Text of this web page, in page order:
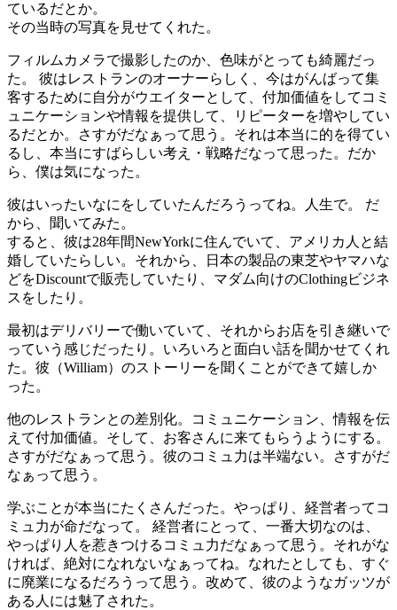
ているだとか。
その当時の写真を見せてくれた。
フィルムカメラで撮影したのか、色味がとっても綺麗だっ
た。 彼はレストランのオーナーらしく、今はがんばって集
客するために自分がウエイターとして、付加価値をしてコミ
ュニケーションや情報を提供して、リピーターを増やしてい
るだとか。さすがだなぁって思う。それは本当に的を得てい
るし、本当にすばらしい考え・戦略だなって思った。だか
ら、僕は気になった。
彼はいったいなにをしていたんだろうってね。人生で。 だ
から、聞いてみた。
すると、彼は28年間NewYorkに住んでいて、アメリカ人と結
婚していたらしい。それから、日本の製品の東芝やヤマハな
どをDiscountで販売していたり、マダム向けのClothingビジネ
スをしたり。
最初はデリバリーで働いていて、それからお店を引き継いで
っていう感じだったり。いろいろと面白い話を聞かせてくれ
た。彼（William）のストーリーを聞くことができて嬉しか
った。
他のレストランとの差別化。コミュニケーション、情報を伝
えて付加価値。そして、お客さんに来てもらうようにする。
さすがだなぁって思う。彼のコミュ力は半端ない。さすがだ
なぁって思う。
学ぶことが本当にたくさんだった。やっぱり、経営者ってコ
ミュ力が命だなって。 経営者にとって、一番大切なのは、
やっぱり人を惹きつけるコミュ力だなぁって思う。それがな
ければ、絶対になれないなぁってね。なれたとしても、すぐ
に廃業になるだろうって思う。改めて、彼のようなガッツが
ある人には魅了された。